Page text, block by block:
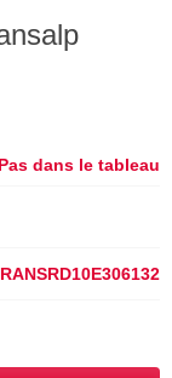
Pas dans le tableau